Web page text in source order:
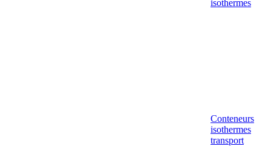
isothermes
Conteneurs
isothermes
transport